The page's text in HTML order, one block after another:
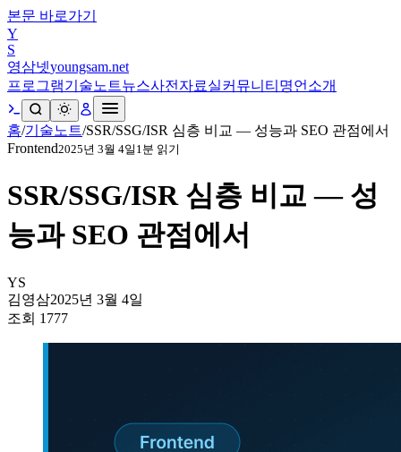
본문 바로가기
Y
S
영삼넷youngsam.net
프로그램기술노트뉴스사전 자료실커뮤니티 명언 소개
홈/기술노트/SSR/SSG/ISR 심층 비교 — 성능과 SEO 관점에서
Frontend2025년 3월 4일 1분 읽기
SSR/SSG/ISR 심층 비교 — 성
능과 SEO 관점에서
YS
김영삼2025년 3월 4일
조회 1777